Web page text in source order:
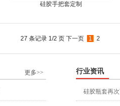
硅胶手把套定制
27 条记录 1/2 页 下一页 1 2
更多>> 行业资讯
硅胶瓶套再